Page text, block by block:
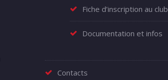
Fiche d’inscription au club
Documentation et infos
Contacts